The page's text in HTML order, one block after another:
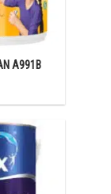
A991B